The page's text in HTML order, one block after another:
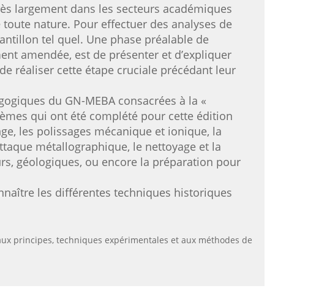
largement dans les secteurs académiques
nature. Pour effectuer des analyses de
tel quel. Une phase préalable de
amendée, est de présenter et d’expliquer
réaliser cette étape cruciale précédant leur
du GN-MEBA consacrées à la «
qui ont été complété pour cette édition
les polissages mécanique et ionique, la
métallographique, le nettoyage et la
géologiques, ou encore la préparation pour
les différentes techniques historiques
principes, techniques expérimentales et aux méthodes de